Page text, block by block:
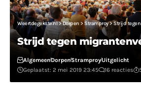
Weertdegekste.nl>Dorpen>Stramproy>Strijd
Strijd tegen
AlgemeenDorpenStramproyUitgelicht
Geplaatst: 2 mei 2019 23:45
16 reacties